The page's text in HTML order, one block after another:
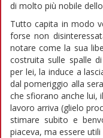
di molto più nobile
Tutto capita in modo
forse non
notare come la sua
costruita sulle spalle
per lei, la induce a
dal pomeriggio alla
che sfiorano anche lui,
lavoro arriva (glielo
stimare subito e
piaceva, ma essere